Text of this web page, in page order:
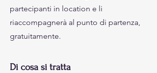
partecipanti in location e li
riaccompagnerà al punto di partenza,
gratuitamente.
Di cosa si tratta